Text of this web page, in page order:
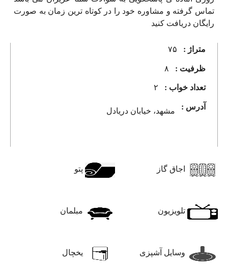
تماس گرفته و مشاوره خود را در کوتاه ترین زمان به صورت
رایگان دریافت کنید
متراژ : ۷۵
ظرفیت : ۸
تعداد خواب : ۲
آدرس : مشهد، خیابان دریادل
اجاق گاز پتو
تلویزیون مبلمان
وسایل آشپزی یخچال